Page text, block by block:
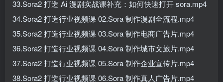
33.Sora2 打造 Ai 漫剧实战课补充：如何快速打开 sora.mp4
34.Sora2 打造行业视频课 02.Sora 制作漫剧全流程.mp4
35.Sora2 打造行业视频课 03.Sora 制作电商广告片.mp4
36.Sora2 打造行业视频课 04.Sora 制作城市文旅片.mp4
37.Sora2 打造行业视频课 05.Sora 制作企业宣传片.mp4
38.Sora2 打造行业视频课 06.Sora 制作真人广告片.mp4